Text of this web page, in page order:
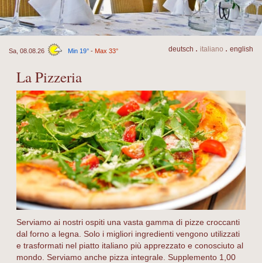
deutsch . italiano . english
Sa, 08.08.26 Min 19° - Max 33°
La Pizzeria
Serviamo ai nostri ospiti una vasta gamma di pizze croccanti
dal forno a legna. Solo i migliori ingredienti vengono utilizzati
e trasformati nel piatto italiano più apprezzato e conosciuto al
mondo. Serviamo anche pizza integrale. Supplemento 1,00